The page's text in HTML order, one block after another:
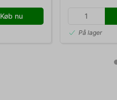
Køb nu
På lager